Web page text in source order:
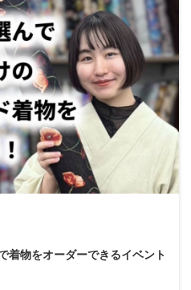
着物をオーダーできるイベント